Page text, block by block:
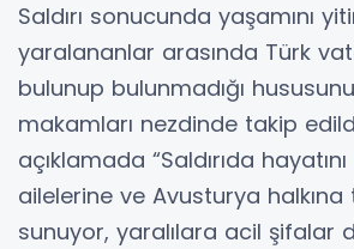
Saldırı sonucunda yaşamını
yaralananlar arasında Türk
bulunup bulunmadığı
makamları nezdinde takip
açıklamada “Saldırıda
ailelerine ve Avusturya halkına
sunuyor, yaralılara acil şifalar